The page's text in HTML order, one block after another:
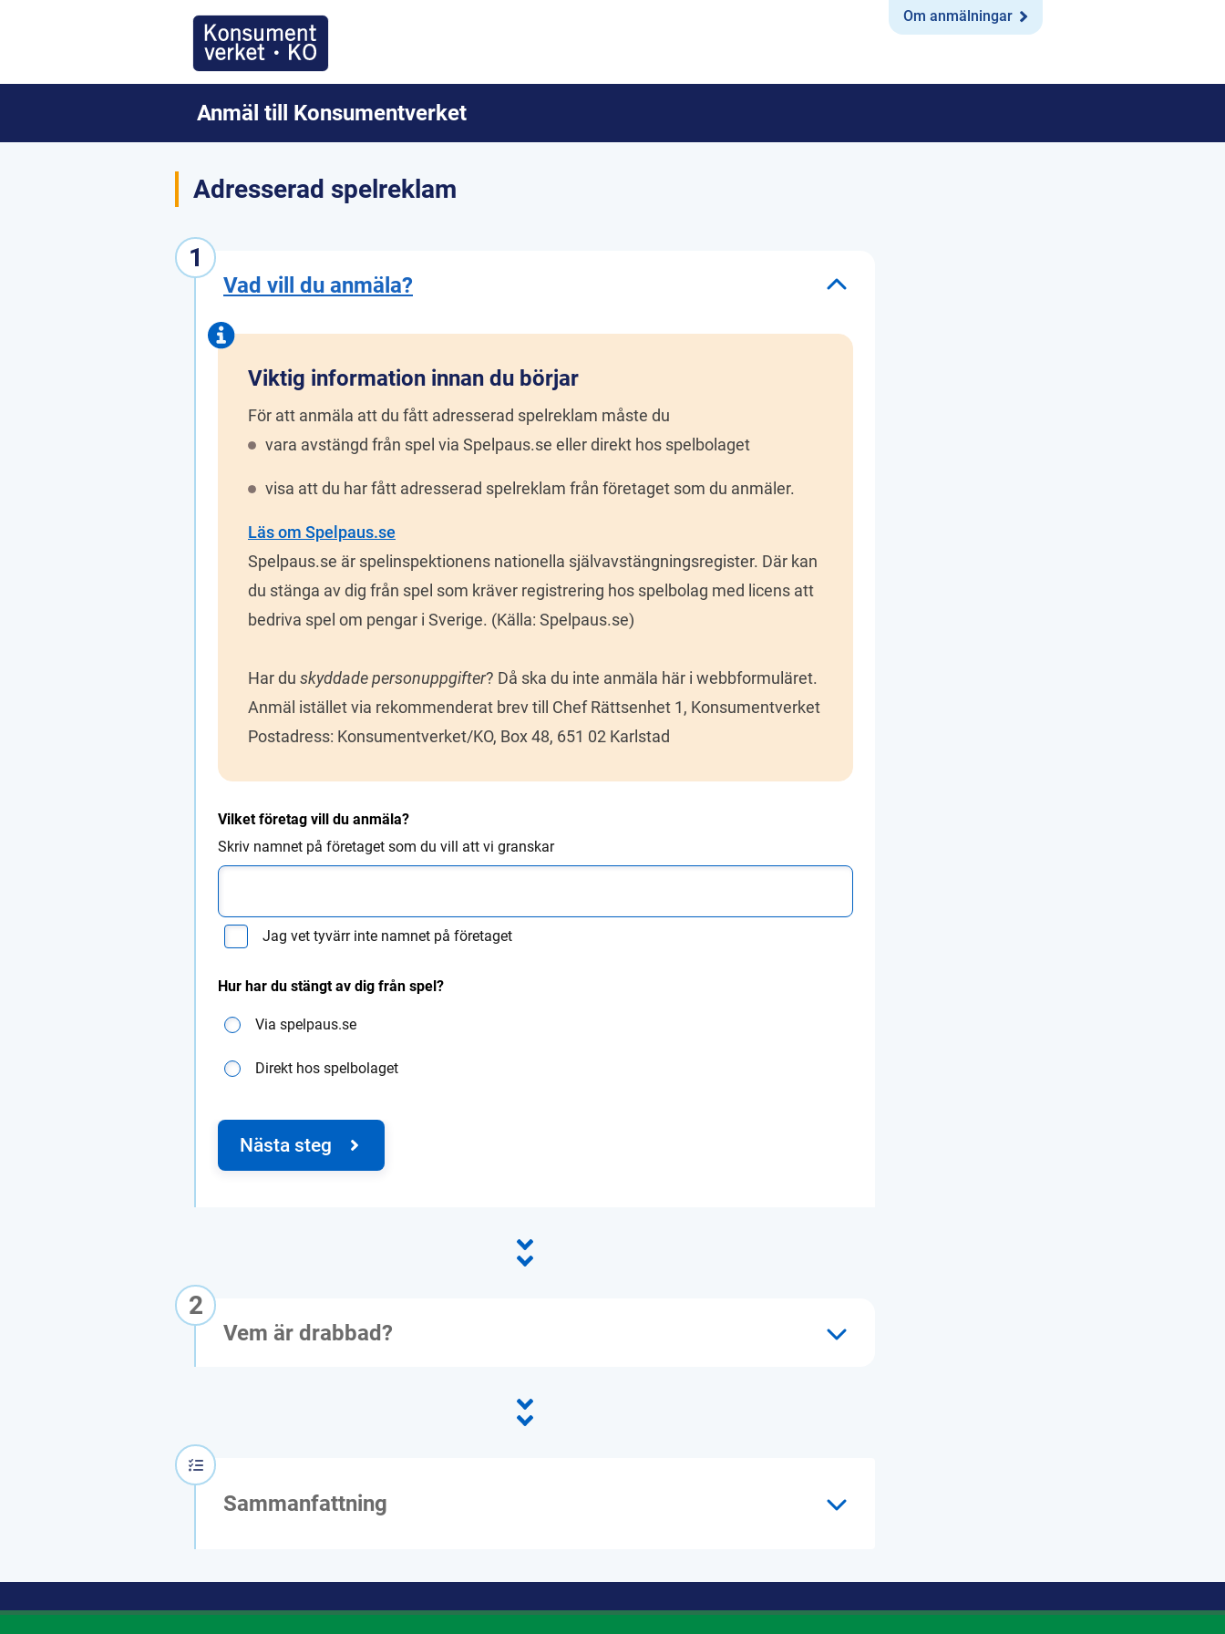
Anmäl till Konsumentverket
Om anmälningar
Adresserad spelreklam
1
Vad vill du anmäla?
Viktig information innan du börjar
För att anmäla att du fått adresserad spelreklam måste du
vara avstängd från spel via Spelpaus.se eller direkt hos spelbolaget
visa att du har fått adresserad spelreklam från företaget som du anmäler.
Läs om Spelpaus.se
Spelpaus.se är spelinspektionens nationella självavstängningsregister. Där kan
du stänga av dig från spel som kräver registrering hos spelbolag med licens att
bedriva spel om pengar i Sverige. (Källa: Spelpaus.se)
Har du skyddade personuppgifter? Då ska du inte anmäla här i webbformuläret.
Anmäl istället via rekommenderat brev till Chef Rättsenhet 1, Konsumentverket
Postadress: Konsumentverket/KO, Box 48, 651 02 Karlstad
Vilket företag vill du anmäla?
Skriv namnet på företaget som du vill att vi granskar
Jag vet tyvärr inte namnet på företaget
Hur har du stängt av dig från spel?
Via spelpaus.se
Direkt hos spelbolaget
Nästa steg
2
Vem är drabbad?
Sammanfattning